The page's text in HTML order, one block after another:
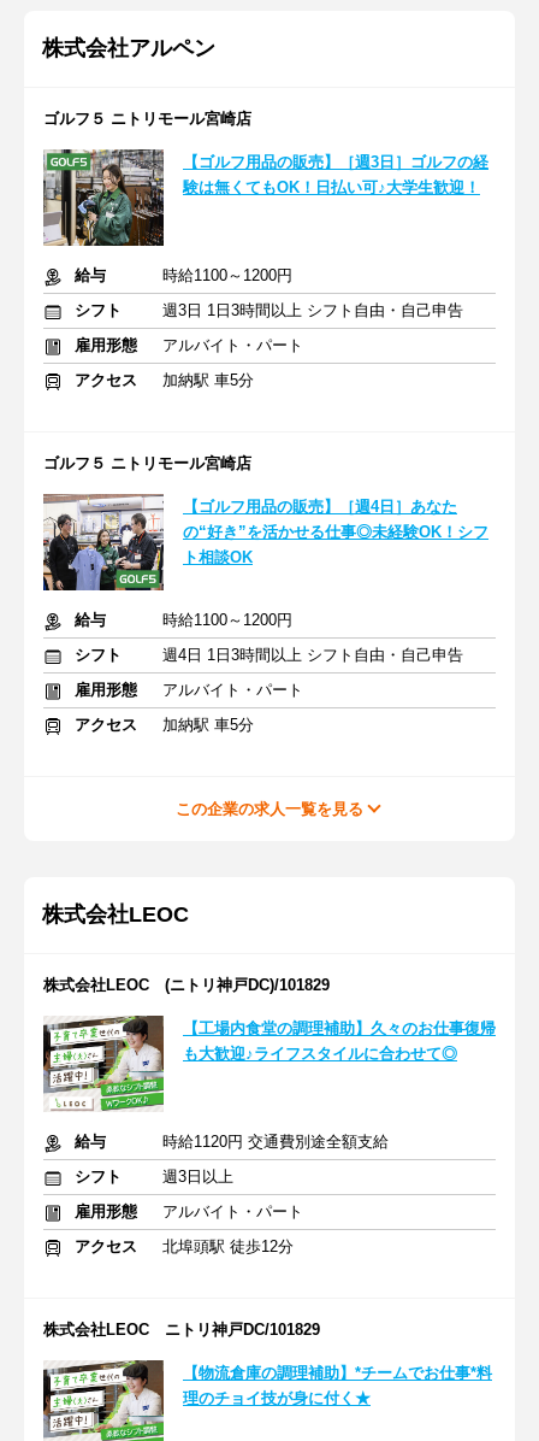
株式会社アルペン
ゴルフ５ ニトリモール宮崎店
【ゴルフ用品の販売】［週3日］ゴルフの経
験は無くてもOK！日払い可♪大学生歓迎！
給与
時給1100～1200円
シフト
週3日 1日3時間以上 シフト自由・自己申告
雇用形態
アルバイト・パート
アクセス
加納駅 車5分
ゴルフ５ ニトリモール宮崎店
【ゴルフ用品の販売】［週4日］あなた
の“好き”を活かせる仕事◎未経験OK！シフ
ト相談OK
給与
時給1100～1200円
シフト
週4日 1日3時間以上 シフト自由・自己申告
雇用形態
アルバイト・パート
アクセス
加納駅 車5分
この企業の求人一覧を見る
株式会社LEOC
株式会社LEOC (ニトリ神戸DC)/101829
【工場内食堂の調理補助】久々のお仕事復帰
も大歓迎♪ライフスタイルに合わせて◎
給与
時給1120円 交通費別途全額支給
シフト
週3日以上
雇用形態
アルバイト・パート
アクセス
北埠頭駅 徒歩12分
株式会社LEOC ニトリ神戸DC/101829
【物流倉庫の調理補助】*チームでお仕事*料
理のチョイ技が身に付く★